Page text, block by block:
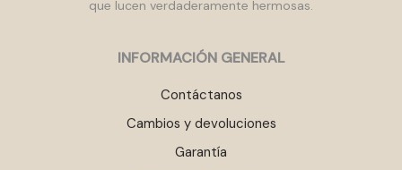
que lucen verdaderamente hermosas.
INFORMACIÓN GENERAL
Contáctanos
Cambios y devoluciones
Garantía